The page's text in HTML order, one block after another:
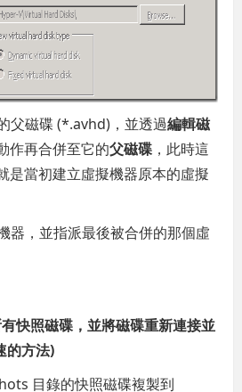
父磁碟 (*.avhd)，並透過編輯磁
作再合併至它的父磁碟 ，此時這
是當初建立虛擬機器原本的虛擬
器，並指派最後被合併的那個虛
快照磁碟，並將磁碟重新連接並
的方法)
目錄的快照磁碟複製到